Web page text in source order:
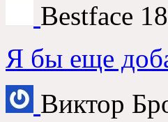
Bestface
Я бы еще
Виктор